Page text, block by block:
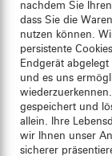
nachdem Sie
dass Sie die
nutzen können.
persistente
Endgerät
und es uns
gespeichert und
allein. Ihre
wir Ihnen unser
sicherer